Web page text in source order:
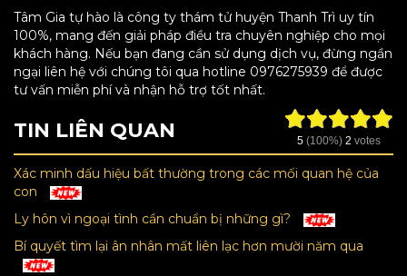
Tâm Gia tự hào là công ty thám tử huyện Thanh Trì uy tín
100%, mang đến giải pháp điều tra chuyên nghiệp cho mọi
khách hàng. Nếu bạn đang cần sử dụng dịch vụ, đừng ngần
ngại liên hệ với chúng tôi qua hotline 0976275939 để được
tư vấn miễn phí và nhận hỗ trợ tốt nhất.
5 (100%) 2 votes
TIN LIÊN QUAN
Xác minh dấu hiệu bất thường trong các mối quan hệ của
con
Ly hôn vì ngoại tình cần chuẩn bị những gì?
Bí quyết tìm lại ân nhân mất liên lạc hơn mười năm qua